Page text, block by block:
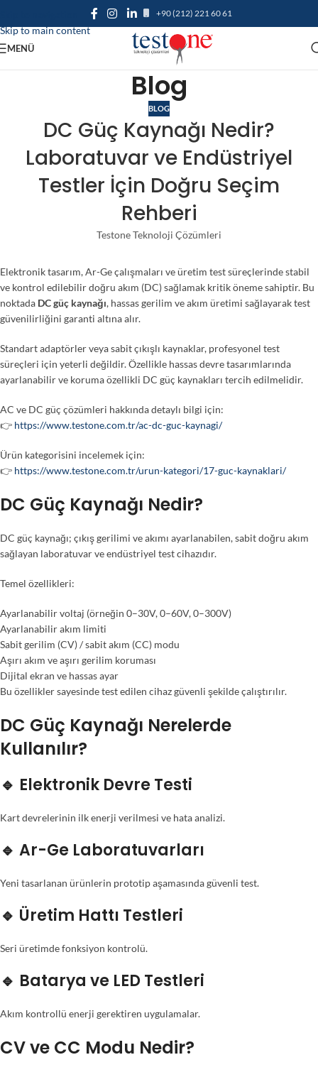
Skip to main content
+90 (212) 221 60 61
MENÜ
Blog
BLOG
DC Güç Kaynağı Nedir?
Laboratuvar ve Endüstriyel
Testler İçin Doğru Seçim
Rehberi
Testone Teknoloji Çözümleri
Elektronik tasarım, Ar-Ge çalışmaları ve üretim test süreçlerinde stabil
ve kontrol edilebilir doğru akım (DC) sağlamak kritik öneme sahiptir. Bu
noktada DC güç kaynağı, hassas gerilim ve akım üretimi sağlayarak test
güvenilirliğini garanti altına alır.
Standart adaptörler veya sabit çıkışlı kaynaklar, profesyonel test
süreçleri için yeterli değildir. Özellikle hassas devre tasarımlarında
ayarlanabilir ve koruma özellikli DC güç kaynakları tercih edilmelidir.
AC ve DC güç çözümleri hakkında detaylı bilgi için:
👉 https://www.testone.com.tr/ac-dc-guc-kaynagi/
Ürün kategorisini incelemek için:
👉 https://www.testone.com.tr/urun-kategori/17-guc-kaynaklari/
DC Güç Kaynağı Nedir?
DC güç kaynağı; çıkış gerilimi ve akımı ayarlanabilen, sabit doğru akım
sağlayan laboratuvar ve endüstriyel test cihazıdır.
Temel özellikleri:
Ayarlanabilir voltaj (örneğin 0–30V, 0–60V, 0–300V)
Ayarlanabilir akım limiti
Sabit gerilim (CV) / sabit akım (CC) modu
Aşırı akım ve aşırı gerilim koruması
Dijital ekran ve hassas ayar
Bu özellikler sayesinde test edilen cihaz güvenli şekilde çalıştırılır.
DC Güç Kaynağı Nerelerde
Kullanılır?
🔹 Elektronik Devre Testi
Kart devrelerinin ilk enerji verilmesi ve hata analizi.
🔹 Ar-Ge Laboratuvarları
Yeni tasarlanan ürünlerin prototip aşamasında güvenli test.
🔹 Üretim Hattı Testleri
Seri üretimde fonksiyon kontrolü.
🔹 Batarya ve LED Testleri
Akım kontrollü enerji gerektiren uygulamalar.
CV ve CC Modu Nedir?